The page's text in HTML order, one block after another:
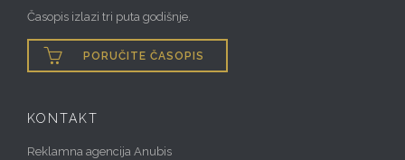
Časopis izlazi tri puta godišnje.
 PORUČITE ČASOPIS
KONTAKT
Reklamna agencija Anubis